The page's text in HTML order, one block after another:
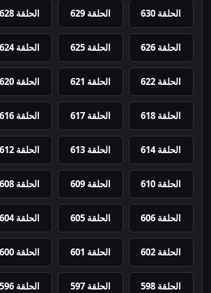
الحلقة 630 الحلقة 629 الحلقة 628
الحلقة 626 الحلقة 625 الحلقة 624
الحلقة 622 الحلقة 621 الحلقة 620
الحلقة 618 الحلقة 617 الحلقة 616
الحلقة 614 الحلقة 613 الحلقة 612
الحلقة 610 الحلقة 609 الحلقة 608
الحلقة 606 الحلقة 605 الحلقة 604
الحلقة 602 الحلقة 601 الحلقة 600
الحلقة 598 الحلقة 597 الحلقة 596